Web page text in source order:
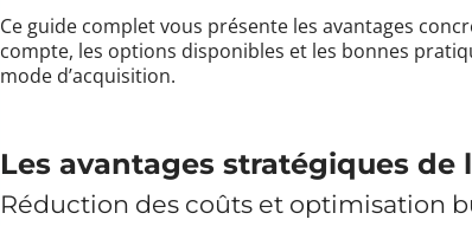
Ce guide complet vous présente les avantages
compte, les options disponibles et les bonnes
mode d’acquisition.
Les avantages stratégiques
Réduction des coûts et optimisation